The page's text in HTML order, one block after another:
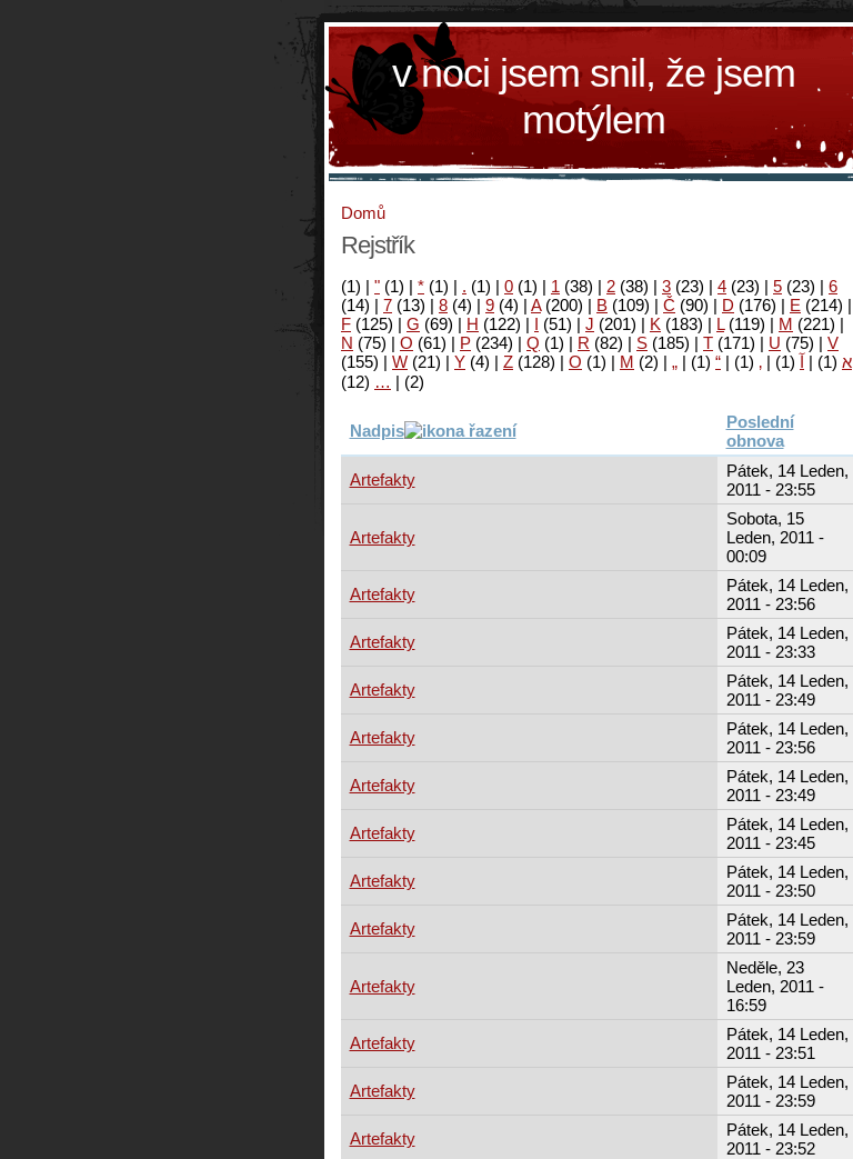
v noci jsem snil, že jsem
motýlem
Domů
Rejstřík
(1) | " (1) | * (1) | . (1) | 0 (1) | 1 (38) | 2 (38) | 3 (23) | 4 (23) | 5 (23) | 6
(14) | 7 (13) | 8 (4) | 9 (4) | A(200) | B (109) | Č (90) | D (176) | E (214) |
F (125) | G (69) | H (122) | I (51) | J (201) | K (183) | L(119) | M (221) |
N (75) | O (61) | P (234) | Q (1) | R (82) | S (185) | T (171) | U (75) | V
(155) | W (21) | Y (4) | Z (128) | Ο (1) | М (2) | א (1)
| آ (1)
|
‚
(1)
|
“
(1)
|
„
(2)
|
…
(12)
Nadpis
Poslední
obnova
Artefakty
Pátek, 14 Leden,
2011 - 23:55
Artefakty
Sobota, 15
Leden, 2011 -
00:09
Artefakty
Pátek, 14 Leden,
2011 - 23:56
Artefakty
Pátek, 14 Leden,
2011 - 23:33
Artefakty
Pátek, 14 Leden,
2011 - 23:49
Artefakty
Pátek, 14 Leden,
2011 - 23:56
Artefakty
Pátek, 14 Leden,
2011 - 23:49
Artefakty
Pátek, 14 Leden,
2011 - 23:45
Artefakty
Pátek, 14 Leden,
2011 - 23:50
Artefakty
Pátek, 14 Leden,
2011 - 23:59
Artefakty
Neděle, 23
Leden, 2011 -
16:59
Artefakty
Pátek, 14 Leden,
2011 - 23:51
Artefakty
Pátek, 14 Leden,
2011 - 23:59
Artefakty
Pátek, 14 Leden,
2011 - 23:52